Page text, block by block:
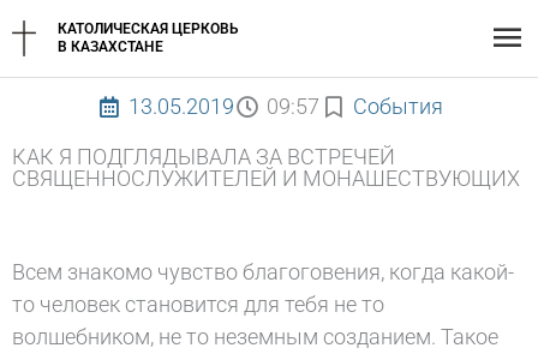
Перейти
содержимому
КАТОЛИЧЕСКАЯ ЦЕРКОВЬ
В КАЗАХСТАНЕ
13.05.2019 09:57
События
КАК Я ПОДГЛЯДЫВАЛА ЗА ВСТРЕЧЕЙ
СВЯЩЕННОСЛУЖИТЕЛЕЙ И МОНАШЕСТВУЮЩИХ
Всем знакомо чувство благоговения, когда какой-
то человек становится для тебя не то
волшебником, не то неземным созданием. Такое